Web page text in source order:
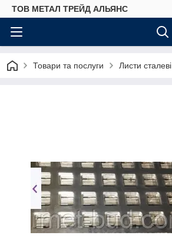
ТОВ МЕТАЛ ТРЕЙД АЛЬЯНС
Товари та послуги Листи сталеві